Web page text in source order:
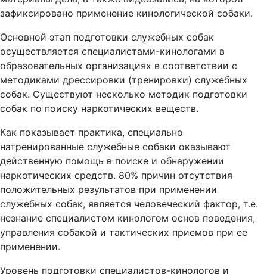
зафиксировано применение кинологической собаки.
Основной этап подготовки служебных собак
осуществляется специалистами-кинологами в
образовательных организациях в соответствии с
методиками дрессировки (тренировки) служебных
собак. Существуют несколько методик подготовки
собак по поиску наркотических веществ.
Как показывает практика, специально
натренированные служебные собаки оказывают
действенную помощь в поиске и обнаружении
наркотических средств. 80% причин отсутствия
положительных результатов при применении
служебных собак, является человеческий фактор, т.е.
незнание специалистом кинологом основ поведения,
управления собакой и тактических приемов при ее
применении.
Уровень подготовки специалистов-кинологов и